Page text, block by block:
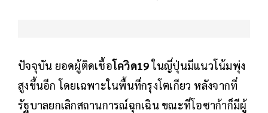
ปัจจุบัน ยอดผู้ติดเชื้อโควิด19ในญี่ปุ่นมีแนวโน้มพุ่ง
สูงขึ้นอีก โดยเฉพาะในพื้นที่กรุงโตเกียว หลังจากที่
รัฐบาลยกเลิกสถานการณ์ฉุกเฉิน ขณะที่โอซาก้าก็มีผู้